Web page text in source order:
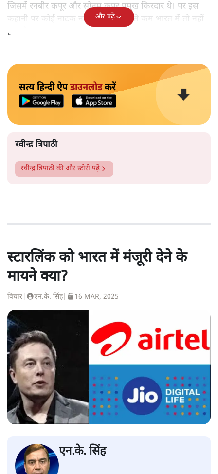
जिसमें रनबीर कपूर और सोनम कपूर प्रमुख किरदार थे। पर इस
कहानी पर कोई नाटक नहीं हुआ है। कम से कम भारत में तो नहीं
हुआ है।
और पढ़ें
सत्य हिन्दी ऐपडाउनलोडकरें
रवीन्द्र त्रिपाठी
रवीन्द्र त्रिपाठी की और स्टोरी पढ़ें
स्टारलिंक को भारत में मंजूरी देने के
मायने क्या?
विचार एन.के. सिंह| 16 MAR, 2025
एन.के. सिंह